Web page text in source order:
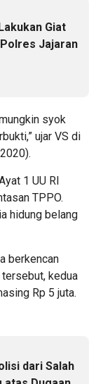
Giat
Jajaran
syok
ujar VS di
1 UU RI
TPPO.
hidung belang
berkencan
tersebut, kedua
Rp 5 juta.
dari Salah